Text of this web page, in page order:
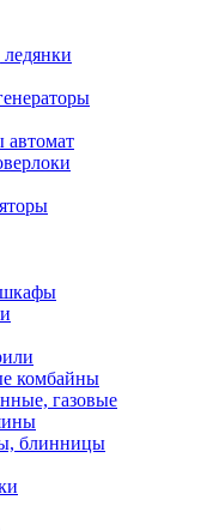
комбайны
газовые
блинницы